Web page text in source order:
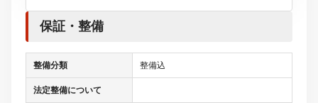
保証・整備
整備分類 整備込
法定整備について